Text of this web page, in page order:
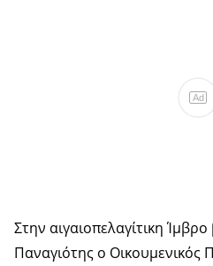
Ad
Στην αιγαιοπελαγίτικη
Παναγιότης ο Οικουμενικός